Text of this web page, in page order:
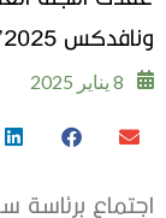
ونافدكس 2025” ومؤتمر الدفاع الدولي المصاحب لهما
8 يناير 2025
اجتماع برئاسة